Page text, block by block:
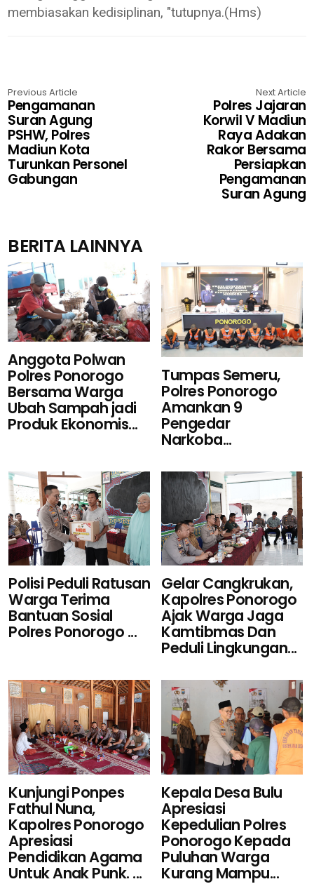
membiasakan kedisiplinan, "tutupnya.(Hms)
Previous Article
Pengamanan
Suran Agung
PSHW, Polres
Madiun Kota
Turunkan Personel
Gabungan
Next Article
Polres Jajaran
Korwil V Madiun
Raya Adakan
Rakor Bersama
Persiapkan
Pengamanan
Suran Agung
BERITA LAINNYA
Anggota Polwan
Polres Ponorogo
Bersama Warga
Ubah Sampah jadi
Produk Ekonomis...
Tumpas Semeru,
Polres Ponorogo
Amankan 9
Pengedar
Narkoba...
Polisi Peduli Ratusan
Warga Terima
Bantuan Sosial
Polres Ponorogo ...
Gelar Cangkrukan,
Kapolres Ponorogo
Ajak Warga Jaga
Kamtibmas Dan
Peduli Lingkungan...
Kunjungi Ponpes
Fathul Nuna,
Kapolres Ponorogo
Apresiasi
Pendidikan Agama
Untuk Anak Punk. ...
Kepala Desa Bulu
Apresiasi
Kepedulian Polres
Ponorogo Kepada
Puluhan Warga
Kurang Mampu...